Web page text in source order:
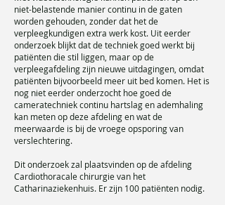
niet-belastende manier continu in de gaten
worden gehouden, zonder dat het de
verpleegkundigen extra werk kost. Uit eerder
onderzoek blijkt dat de techniek goed werkt bij
patiënten die stil liggen, maar op de
verpleegafdeling zijn nieuwe uitdagingen, omdat
patiënten bijvoorbeeld meer uit bed komen. Het is
nog niet eerder onderzocht hoe goed de
cameratechniek continu hartslag en ademhaling
kan meten op deze afdeling en wat de
meerwaarde is bij de vroege opsporing van
verslechtering.
Dit onderzoek zal plaatsvinden op de afdeling
Cardiothoracale chirurgie van het
Catharinaziekenhuis. Er zijn 100 patiënten nodig.